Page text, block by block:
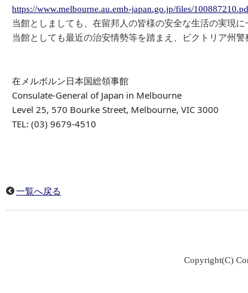
https://www.melbourne.au.emb-japan.go.jp/files/
当館としましても、在留邦人の皆様の安全な生活の実現
当館としても最近の治安情勢等を踏まえ、ビクトリア州
在メルボルン日本国総領事館
Consulate-General of Japan in Melbourne
Level 25, 570 Bourke Street, Melbourne, VIC 3000
TEL: (03) 9679-4510
一覧へ戻る
Copyright(C)